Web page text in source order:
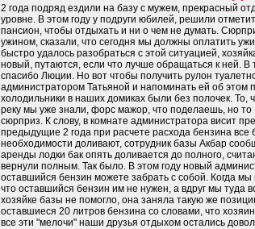
2 года подряд ездили на базу с мужем, прекрасный
уровне. В этом году у подруги юбилей, решили
пансион, чтобы отдыхать и ни о чем не думать.
ужином, сказали, что сегодня мы должны оплатить
быстро удалось разобраться с этой ситуацией,
новый, путаются, если что лучше обращаться к ней.
спасибо Люции. Но вот чтобы получить рулон
администратором Татьяной и напоминать ей об этом
холодильники в наших домиках были без полочек. То,
реку мы уже знали, форс мажор, что поделаешь, но то
сюрприз. К слову, в комнате администратора висит
предыдущие 2 года при расчете расхода бензина
необходимости доливают, сотрудник базы Акбар
аренды лодки бак опять доливается до полного,
вернули полным. Так было. В этом году новый
оставшийся бензин можете забрать с собой. Когда
что оставшийся бензин им не нужен, а вдруг мы
хозяйке базы не помогло, она заняла такую же
оставшиеся 20 литров бензина со словами, что
все эти "мелочи" наши друзья отдыхом остались